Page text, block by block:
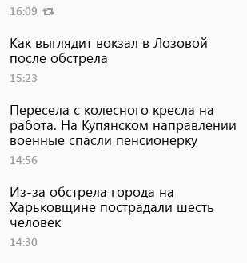
16:09
Как выглядит вокзал в Лозовой
после обстрела
15:23
Пересела с колесного кресла на
работа. На Купянском направлении
военные спасли пенсионерку
14:56
Из-за обстрела города на
Харьковщине пострадали шесть
человек
14:30